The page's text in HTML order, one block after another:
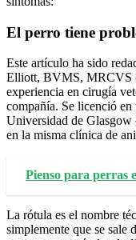
El perro tiene
Este artículo ha sido
Elliott, BVMS, MRCVS
experiencia en cirugía
compañía. Se licenció
Universidad de Glasgow
en la misma clínica de
Pienso para perras
La rótula es el nombre
simplemente que se sale